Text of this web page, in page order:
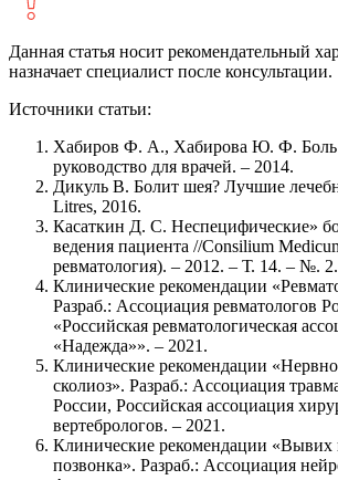
Данная статья носит рекомендательный
назначает специалист после консультации.
Источники статьи:
Хабиров Ф. А., Хабирова Ю. Ф. Боль
руководство для врачей. – 2014.
Дикуль В. Болит шея? Лучшие
Litres, 2016.
Касаткин Д. С. Неспецифические»
ведения пациента //Consilium
ревматология). – 2012. – Т. 14. – №.
Клинические рекомендации
Разраб.: Ассоциация ревматологов
«Российская ревматологическая
«Надежда»». – 2021.
Клинические рекомендации
сколиоз». Разраб.: Ассоциация
России, Российская ассоциация
вертебрологов. – 2021.
Клинические рекомендации «Вывих
позвонка». Разраб.: Ассоциация